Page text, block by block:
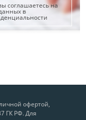
соглашаетесь на
в
офертой,
ГК РФ. Для